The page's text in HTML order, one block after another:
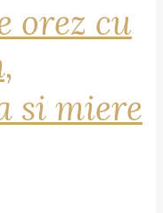
orez cu
si miere